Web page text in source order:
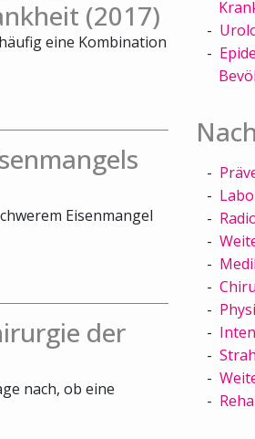
(2017)
eine Kombination
Eisenmangel
der
nach, ob eine